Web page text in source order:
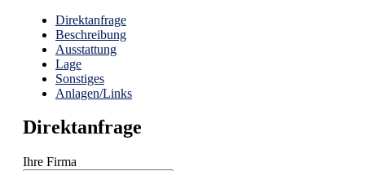
Direktanfrage
Beschreibung
Ausstattung
Lage
Sonstiges
Anlagen/Links
Direktanfrage
Ihre Firma